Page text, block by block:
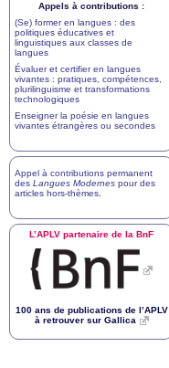
Appels à contributions :
(Se) former en langues : des
politiques éducatives et
linguistiques aux classes de
langues
Évaluer et certifier en langues
vivantes : pratiques, compétences,
plurilinguisme et transformations
technologiques
Enseigner la poésie en langues
vivantes étrangères ou secondes
Appel à contributions permanent
des Langues Modernes pour des
articles hors-thèmes
L’APLV partenaire de la BnF
100 ans de publications de l’APLV
à retrouver sur Gallica